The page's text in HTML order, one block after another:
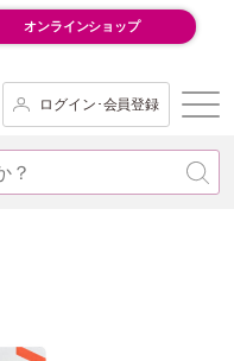
オンラインショップ
ログイン･会員登録